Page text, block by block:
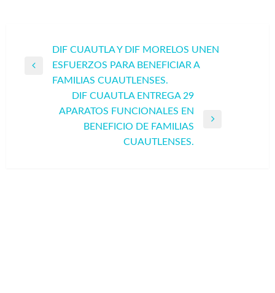
Navegación
de
entradas
DIF CUAUTLA Y DIF MORELOS UNEN
ESFUERZOS PARA BENEFICIAR A
FAMILIAS CUAUTLENSES.
DIF CUAUTLA ENTREGA 29
APARATOS FUNCIONALES EN
BENEFICIO DE FAMILIAS
CUAUTLENSES.